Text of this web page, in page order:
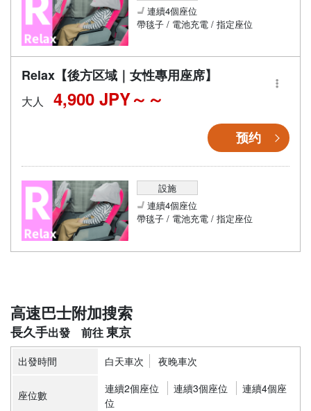
連續4個座位
帶毯子 / 電池充電 / 指定座位
Relax【後方区域｜女性專用座席】
大人 4,900 JPY～
预约
設施
連續4個座位
帶毯子 / 電池充電 / 指定座位
高速巴士附加搜索
長久手 東京
出發時間 白天車次 夜晚車次
座位數 連續2個座位 連續3個座位
連續4個座
位